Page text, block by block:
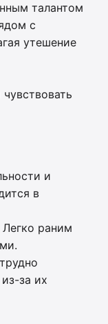
талантом
с
утешение
и
в
Легко раним
за их